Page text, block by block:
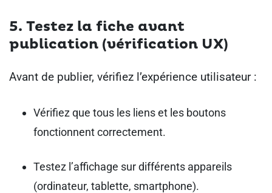
5. Testez la fiche avant
publication (vérification UX)
Avant de publier, vérifiez l’expérience utilisateur :
Vérifiez que tous les liens et les boutons
fonctionnent correctement.
Testez l’affichage sur différents appareils
(ordinateur, tablette, smartphone).